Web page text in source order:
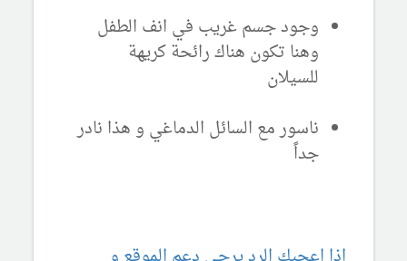
وجود جسم غريب في انف الطفل
وهنا تكون هناك رائحة كريهة
للسيلان
ناسور مع السائل الدماغي و هذا نادر
جداً